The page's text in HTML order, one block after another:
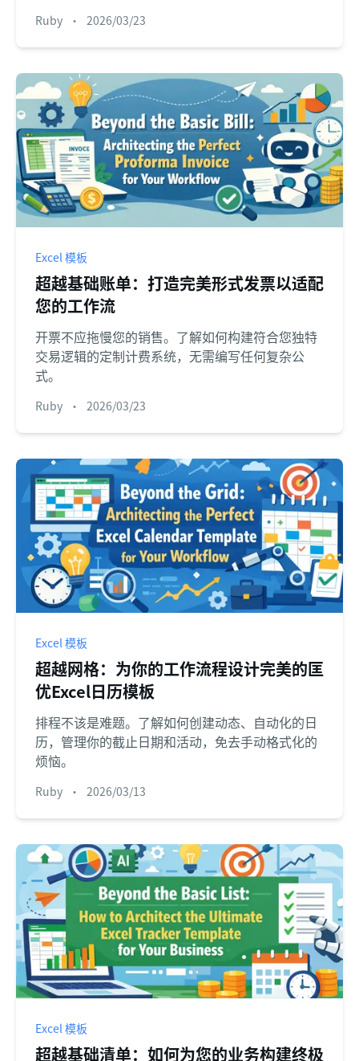
Ruby • 2026/03/23
Excel 模板
超越基础账单：打造完美形式发票以适配
您的工作流
开票不应拖慢您的销售。了解如何构建符合您独特
交易逻辑的定制计费系统，无需编写任何复杂公
式。
Ruby • 2026/03/23
Excel 模板
超越网格：为你的工作流程设计完美的匡
优Excel日历模板
排程不该是难题。了解如何创建动态、自动化的日
历，管理你的截止日期和活动，免去手动格式化的
烦恼。
Ruby • 2026/03/13
Excel 模板
超越基础清单：如何为您的业务构建终极